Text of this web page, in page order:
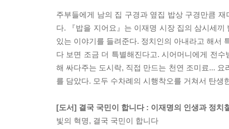
주부들에게 남의 집 구경과 옆집 밥상 구경만큼
다. 『밥을 지어요』는 이재명 시장 집의 삼시세
있는 이야기를 들려준다. 정치인의 아내라고 해서
다 보면 조금 더 특별해진다고. 시어머니에게 전
해 싸다주는 도시락, 직접 만드는 천연 조미료...
를 담았다. 모두 수차례의 시행착오를 거쳐서 탄생
[도서] 결국 국민이 합니다 : 이재명의 인생과 정치
빛의 혁명, 결국 국민이 합니다